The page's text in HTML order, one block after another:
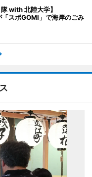
with 北陸大学】
スポGOMI」で海岸のごみ